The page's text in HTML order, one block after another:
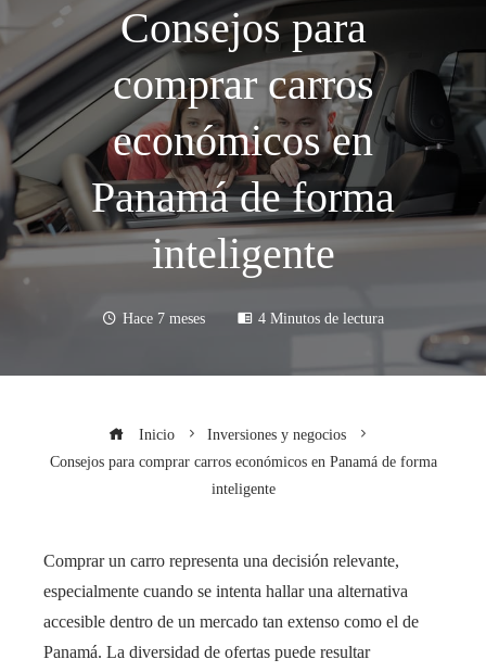
Consejos para
comprar carros
económicos en
Panamá de forma
inteligente
Hace 7 meses 4 Minutos de lectura
Inicio
Inversiones y negocios
Consejos para comprar carros económicos en Panamá de forma
inteligente
Comprar un carro representa una decisión relevante,
especialmente cuando se intenta hallar una alternativa
accesible dentro de un mercado tan extenso como el de
Panamá. La diversidad de ofertas puede resultar